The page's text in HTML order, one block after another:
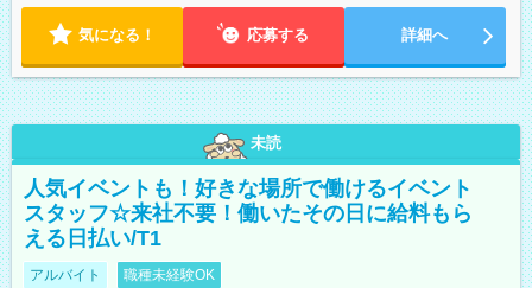
気になる！ 応募する 詳細へ
未読
人気イベントも！好きな場所で働けるイベント
スタッフ☆来社不要！働いたその日に給料もら
える日払い/T1
アルバイト 職種未経験OK